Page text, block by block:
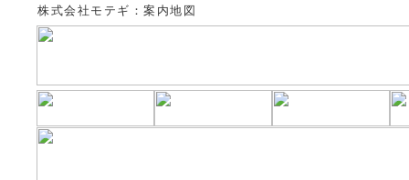
株式会社モテギ：案内地図